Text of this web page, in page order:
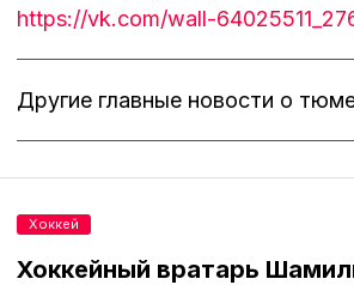
https://vk.com/wall-
Другие главные новости о
Хоккейный вратарь
Хоккей